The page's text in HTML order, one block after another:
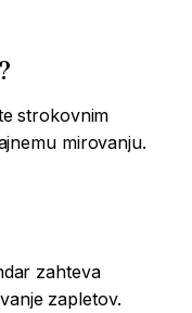
strokovnim
mirovanju.
zahteva
zapletov.